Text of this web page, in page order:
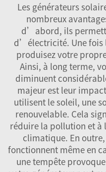
Les générateurs
nombreux
d’abord, ils
d’électricité. Une fois
produisez votre
Ainsi, à long terme,
diminuent
majeur est leur
utilisent le soleil, une
renouvelable. Cela
réduire la pollution et à
climatique. En
fonctionnent même en
une tempête